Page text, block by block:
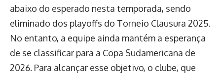
abaixo do esperado nesta temporada, sendo
eliminado dos playoffs do Torneio Clausura 2025.
No entanto, a equipe ainda mantém a esperança
de se classificar para a Copa Sudamericana de
2026. Para alcançar esse objetivo, o clube, que